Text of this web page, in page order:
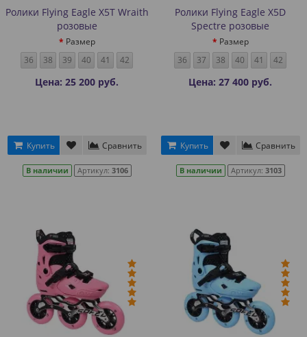
Ролики Flying Eagle X5T Wraith
розовые
Размер
36
38 39 40 41 42
Цена: 25 200 руб.
Купить Сравнить
В наличии Артикул: 3106
Ролики Flying Eagle X5D
Spectre розовые
Размер
36
37 38 40 41 42
Цена: 27 400 руб.
Купить Сравнить
В наличии Артикул: 3103